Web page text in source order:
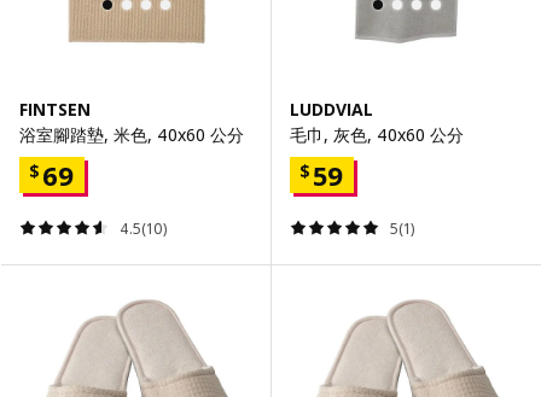
FINTSEN
浴室腳踏墊, 米色, 40x60 公分
$ 69
4.5(10)
LUDDVIAL
毛巾, 灰色, 40x60 公分
$ 59
5(1)